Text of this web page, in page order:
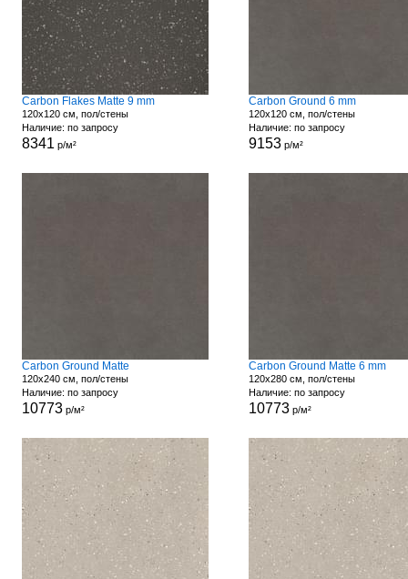
Carbon Flakes Matte 9 mm
120x120 см, пол/стены
Наличие: по запросу
8341 р/м²
Carbon Ground 6 mm
120x120 см, пол/стены
Наличие: по запросу
9153р/м²
Carbon Ground Matte
120x240 см, пол/стены
Наличие: по запросу
10773р/м²
Carbon Ground Matte 6 mm
120x280 см, пол/стены
Наличие: по запросу
10773р/м²